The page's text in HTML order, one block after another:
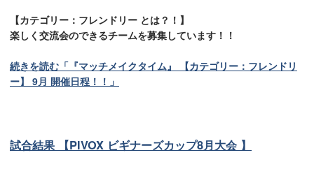
【カテゴリー：フレンドリー とは？！】
楽しく交流会のできるチームを募集しています！！
続きを読む「『マッチメイクタイム』 【カテゴリー：フレンドリ
ー】 9月 開催日程！！」
試合結果 【PIVOX ビギナーズカップ8月大会 】